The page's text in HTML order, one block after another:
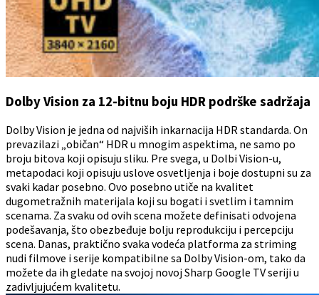
Dolby Vision za 12-bitnu boju HDR podrške sadržaja
Dolby Vision je jedna od najviših inkarnacija HDR standarda. On
prevazilazi „običan“ HDR u mnogim aspektima, ne samo po
broju bitova koji opisuju sliku. Pre svega, u Dolbi Vision-u,
metapodaci koji opisuju uslove osvetljenja i boje dostupni su za
svaki kadar posebno. Ovo posebno utiče na kvalitet
dugometražnih materijala koji su bogati i svetlim i tamnim
scenama. Za svaku od ovih scena možete definisati odvojena
podešavanja, što obezbeđuje bolju reprodukciju i percepciju
scena. Danas, praktično svaka vodeća platforma za striming
nudi filmove i serije kompatibilne sa Dolby Vision-om, tako da
možete da ih gledate na svojoj novoj Sharp Google TV seriji u
zadivljujućem kvalitetu.